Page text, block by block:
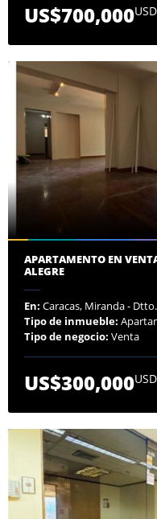
US$700,000USD
APARTAMENTO EN
ALEGRE
En: Caracas, Miranda -
Tipo de inmueble:
Tipo de negocio: Venta
US$300,000USD